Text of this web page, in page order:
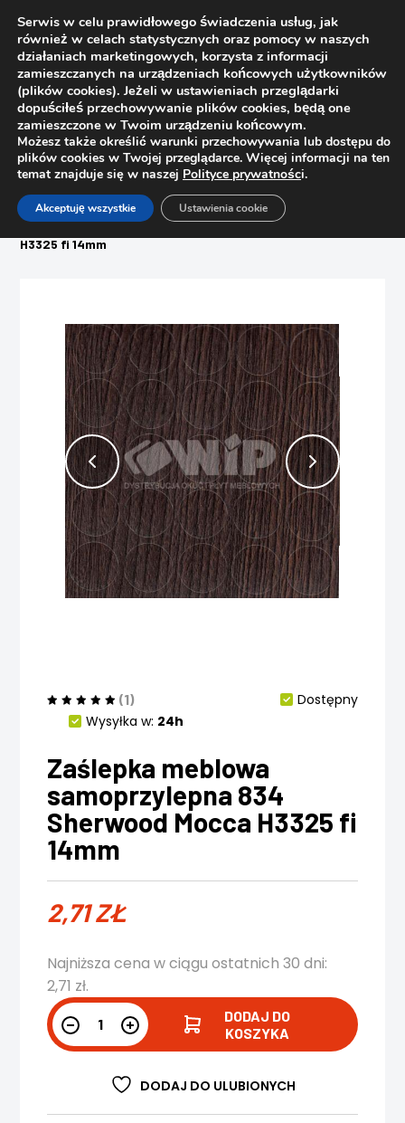
Strona główna
Sklep
Woski, pisaki, zaślepki, filce
H3325 fi 14mm
(1)
Dostępny
Wysyłka w: 24h
Zaślepka meblowa
samoprzylepna 834
Sherwood Mocca H3325 fi
14mm
2,71ZŁ
Najniższa cena w ciągu ostatnich 30 dni:
2,71 zł.
DODAJ DO
KOSZYKA
DODAJ DO ULUBIONYCH
Serwis w celu prawidłowego świadczenia usług, jak
również w celach statystycznych oraz pomocy w naszych
działaniach marketingowych, korzysta z informacji
zamieszczanych na urządzeniach końcowych użytkowników
(plików cookies). Jeżeli w ustawieniach przeglądarki
dopuściłeś przechowywanie plików cookies, będą one
zamieszczone w Twoim urządzeniu końcowym.
Możesz także określić warunki przechowywania lub dostępu do
plików cookies w Twojej przeglądarce. Więcej informacji na ten
temat znajduje się w naszej Polityce prywatności.
Akceptuję wszystkie Ustawienia cookie